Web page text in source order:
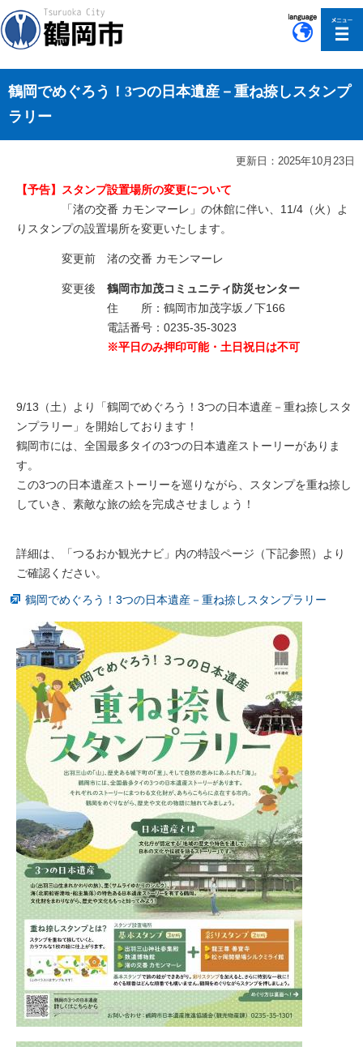
鶴岡でめぐろう！3つの日本遺産－重ね捺しスタンプ
ラリー
更新日：2025年10月23日
【予告】スタンプ設置場所の変更について
「渚の交番 カモンマーレ」の休館に伴い、11/4（火）よ
りスタンプの設置場所を変更いたします。
変更前 渚の交番 カモンマーレ
変更後 鶴岡市加茂コミュニティ防災センター
住 所：鶴岡市加茂字坂ノ下166
電話番号：0235-35-3023
※平日のみ押印可能・土日祝日は不可
9/13（土）より「鶴岡でめぐろう！3つの日本遺産－重ね捺しスタ
ンプラリー」を開始しております！
鶴岡市には、全国最多タイの3つの日本遺産ストーリーがありま
す。
この3つの日本遺産ストーリーを巡りながら、スタンプを重ね捺し
していき、素敵な旅の絵を完成させましょう！
詳細は、「つるおか観光ナビ」内の特設ページ（下記参照）より
ご確認ください。
鶴岡でめぐろう！3つの日本遺産－重ね捺しスタンプラリー